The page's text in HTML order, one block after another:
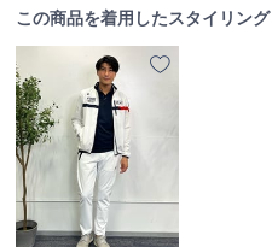
この商品を着用したスタイリング